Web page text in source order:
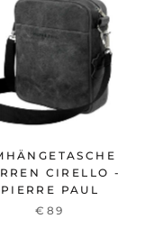
CIRELLO -
PIERRE PAUL
€89